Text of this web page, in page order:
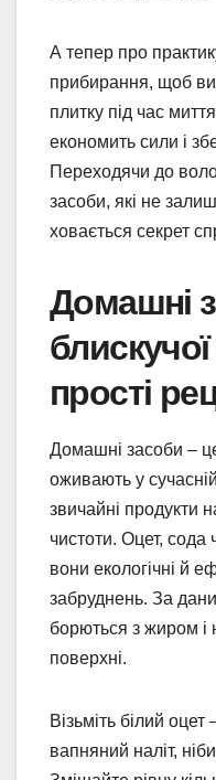
А тепер про
прибирання, щоб
плитку під час
економить сили і
Переходячи до
засоби, які не
ховається секрет
Домашні
прості
Домашні засоби –
оживають у
звичайні продукти
чистоти. Оцет,
вони екологічні й
забруднень. За
борються з жиром і
поверхні.
Візьміть білий оцет
вапняний наліт,